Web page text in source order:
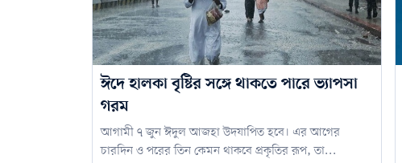
ঈদে হালকা বৃষ্টির সঙ্গে থাকতে পারে ভ্যাপসা
গরম
আগামী ৭ জুন ঈদুল আজহা উদযাপিত হবে। এর আগের
চারদিন ও পরের তিন কেমন থাকবে প্রকৃতির রূপ, তা...